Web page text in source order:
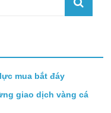
mua bắt đáy
giao dịch vàng cá